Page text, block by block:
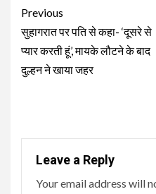
Continue
Reading
Previous
सुहागरात पर पति से कहा- ‘दूसरे से
प्यार करती हूं’, मायके लौटने के बाद
दुल्हन ने खाया जहर
Leave a Reply
Your email address will